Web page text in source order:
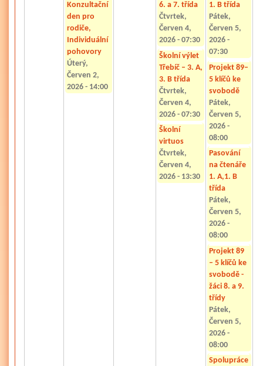
Konzultační
den pro
rodiče,
Individuální
pohovory
Úterý,
Červen 2,
2026 - 14:00
6. a 7. třída
Čtvrtek,
Červen 4,
2026 - 07:30
Školní výlet
Třebíč – 3. A,
3. B třída
Čtvrtek,
Červen 4,
2026 - 07:30
Školní
virtuos
Čtvrtek,
Červen 4,
2026 - 13:30
1. B třída
Pátek,
Červen 5,
2026 -
07:30
Projekt 89–
5 klíčů ke
svobodě
Pátek,
Červen 5,
2026 -
08:00
Pasování
na čtenáře
1. A,1. B
třída
Pátek,
Červen 5,
2026 -
08:00
Projekt 89
– 5 klíčů ke
svobodě -
žáci 8. a 9.
třídy
Pátek,
Červen 5,
2026 -
08:00
Spolupráce